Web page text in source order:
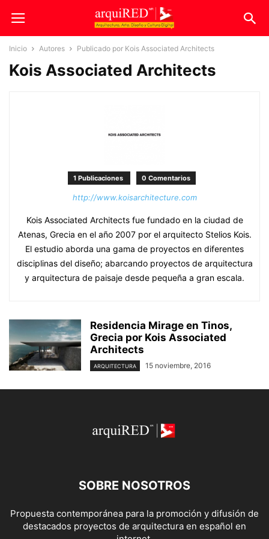
Inicio Autores Publicado por Kois Associated Architects
Kois Associated Architects
1 Publicaciones 0 Comentarios
http://www.koisarchitecture.com
Kois Associated Architects fue fundado en la ciudad de
Atenas, Grecia en el año 2007 por el arquitecto Stelios Kois.
El estudio aborda una gama de proyectos en diferentes
disciplinas del diseño; abarcando proyectos de arquitectura
y arquitectura de paisaje desde pequeña a gran escala.
Residencia Mirage en Tinos,
Grecia por Kois Associated
Architects
ARQUITECTURA 15 noviembre, 2016
SOBRE NOSOTROS
Propuesta contemporánea para la promoción y difusión de
destacados proyectos de arquitectura en español en